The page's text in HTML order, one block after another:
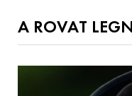
A ROVAT